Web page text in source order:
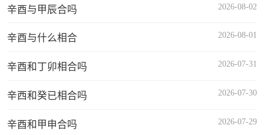
辛酉与甲辰合吗 2026-08-02
辛酉与什么相合 2026-08-01
辛酉和丁卯相合吗 2026-07-31
辛西和癸已相合吗 2026-07-30
辛酉和甲申合吗 2026-07-29